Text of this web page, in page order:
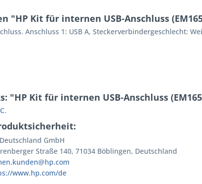
"HP Kit für internen USB-Anschluss
Anschluss 1: USB A, Steckerverbindergeschlecht:
"HP Kit für internen USB-Anschluss
GmbH
Straße 140, 71034 Böblingen, Deutschland
www.hp.com/de